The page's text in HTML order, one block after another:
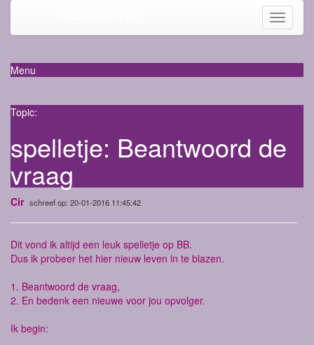
Toggle
Menu
Topic:
spelletje: Beantwoord de
vraag
Cir schreef op: 20-01-2016 11:45:42
Dit vond ik altijd een leuk spelletje op BB.
Dus ik probeer het hier nieuw leven in te blazen.
1. Beantwoord de vraag,
2. En bedenk een nieuwe voor jou opvolger.
Ik begin: